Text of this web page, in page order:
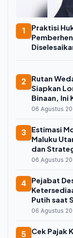
1
Praktisi
2
Rutan
Siapkan
Binaan, Ini
06 Agustus
3
Estimasi
Maluku
dan
06 Agustus
4
Pejabat
Putih saat
06 Agustus
5
Cek Pajak